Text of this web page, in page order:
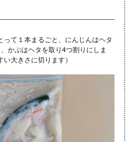
って１本まるごと、にんじんはヘタ
かぶはヘタを取り4つ割りにしま
大きさに切ります）